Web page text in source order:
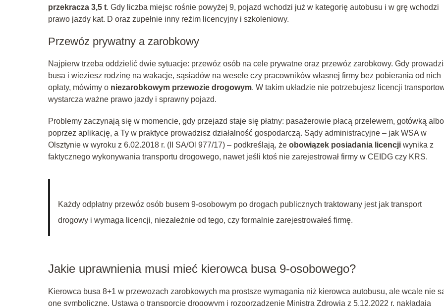
przekracza 3,5 t. Gdy liczba miejsc rośnie powyżej 9, pojazd wchodzi już w kategorię autobusu i w grę wchodzi
prawo jazdy kat. D oraz zupełnie inny reżim licencyjny i szkoleniowy.
Przewóz prywatny a zarobkowy
Najpierw trzeba oddzielić dwie sytuacje: przewóz osób na cele prywatne oraz przewóz zarobkowy. Gdy
busa i wieziesz rodzinę na wakacje, sąsiadów na wesele czy pracowników własnej firmy bez pobierania od nich
opłaty, mówimy o niezarobkowym przewozie drogowym. W takim układzie nie potrzebujesz licencji
wystarcza ważne prawo jazdy i sprawny pojazd.
Problemy zaczynają się w momencie, gdy przejazd staje się płatny: pasażerowie płacą przelewem, gotówką albo
poprzez aplikację, a Ty w praktyce prowadzisz działalność gospodarczą. Sądy administracyjne – jak WSA w
Olsztynie w wyroku z 6.02.2018 r. (II SA/Ol 977/17) – podkreślają, że obowiązek posiadania licencji wynika z
faktycznego wykonywania transportu drogowego, nawet jeśli ktoś nie zarejestrował firmy w CEIDG czy KRS.
Każdy odpłatny przewóz osób busem 9‑osobowym po drogach publicznych traktowany jest jak transport
drogowy i wymaga licencji, niezależnie od tego, czy formalnie zarejestrowałeś firmę.
Jakie uprawnienia musi mieć kierowca busa 9‑osobowego?
Kierowca busa 8+1 w przewozach zarobkowych ma prostsze wymagania niż kierowca autobusu, ale wcale nie
one symboliczne. Ustawa o transporcie drogowym i rozporządzenie Ministra Zdrowia z 5.12.2022 r. nakładają